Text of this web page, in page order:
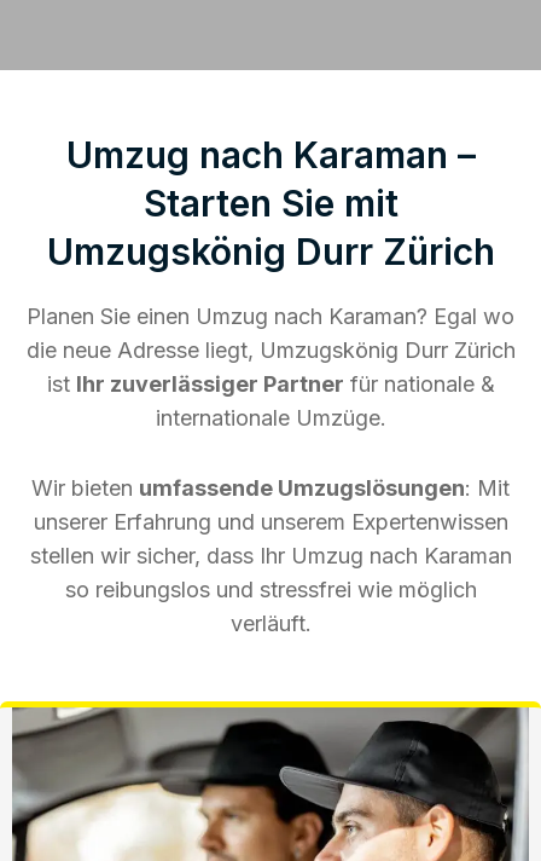
Umzug nach Karaman –
Starten Sie mit
Umzugskönig Durr Zürich
Planen Sie einen Umzug nach Karaman? Egal wo
die neue Adresse liegt, Umzugskönig Durr Zürich
ist Ihr zuverlässiger Partner für nationale &
internationale Umzüge.
Wir bieten umfassende Umzugslösungen: Mit
unserer Erfahrung und unserem Expertenwissen
stellen wir sicher, dass Ihr Umzug nach Karaman
so reibungslos und stressfrei wie möglich
verläuft.